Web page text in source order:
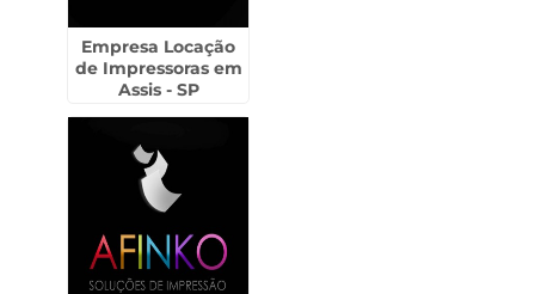
Empresa Locação
de Impressoras em
Assis - SP